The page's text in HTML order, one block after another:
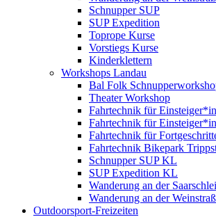
Schnupper SUP
SUP Expedition
Toprope Kurse
Vorstiegs Kurse
Kinderklettern
Workshops Landau
Bal Folk
Theater Workshop
Fahrtechnik für
Fahrtechnik für
Fahrtechnik für
Fahrtechnik Bikepark
Schnupper SUP KL
SUP Expedition KL
Wanderung an der
Wanderung an der
Outdoorsport-Freizeiten